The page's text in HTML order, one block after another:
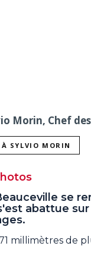
Morin, Chef
À SYLVIO MORIN
se
abattue
millimètres de